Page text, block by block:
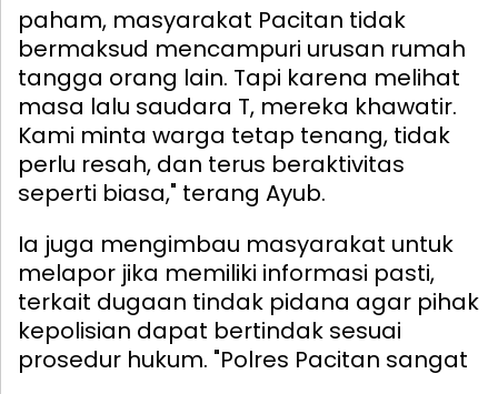
paham, masyarakat Pacitan tidak
bermaksud mencampuri urusan rumah
tangga orang lain. Tapi karena melihat
masa lalu saudara T, mereka khawatir.
Kami minta warga tetap tenang, tidak
perlu resah, dan terus beraktivitas
seperti biasa," terang Ayub.
Ia juga mengimbau masyarakat untuk
melapor jika memiliki informasi pasti,
terkait dugaan tindak pidana agar pihak
kepolisian dapat bertindak sesuai
prosedur hukum. "Polres Pacitan sangat